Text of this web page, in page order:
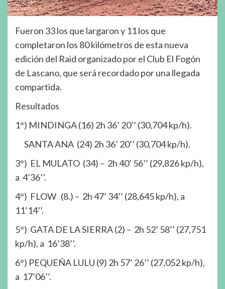
Fueron 33 los que largaron y 11 los que
completaron los 80 kilómetros de esta nueva
edición del Raid organizado por el Club El Fogón
de Lascano, que será recordado por una llegada
compartida.
Resultados
1°) MINDINGA (16) 2h 36’ 20’’ (30,704 kp/h).
SANTA ANA (24) 2h 36’ 20’’ (30,704 kp/h).
3°) EL MULATO (34) – 2h 40’ 56’’ (29,826 kp/h),
a 4’36’’.
4°) FLOW (8.) – 2h 47’ 34’’ (28,645 kp/h), a
11’14’’.
5°) GATA DE LA SIERRA (2) – 2h 52’ 58’’ (27,751
kp/h), a 16’38’’.
6°) PEQUEÑA LULU (9) 2h 57’ 26’’ (27,052 kp/h),
a 17’06’’.